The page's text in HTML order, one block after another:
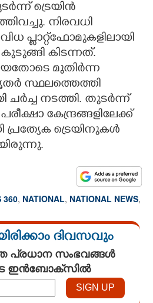
ട്രെയിൻ
നിരവധി
പ്ലാറ്റ്‌ഫോമുകളിലായി
കിടന്നത്.
മുതിർന്ന
സ്ഥലത്തെത്തി
ചർച്ച നടത്തി. തു‌ടർന്ന്
കേന്ദ്രങ്ങളിലേക്ക്
ട്രെയിനുകൾ
360, NATIONAL, NATIONAL NEWS,
ദിവസവും
പ്രധാന സംഭവങ്ങൾ
ഇൻബോക്സിൽ